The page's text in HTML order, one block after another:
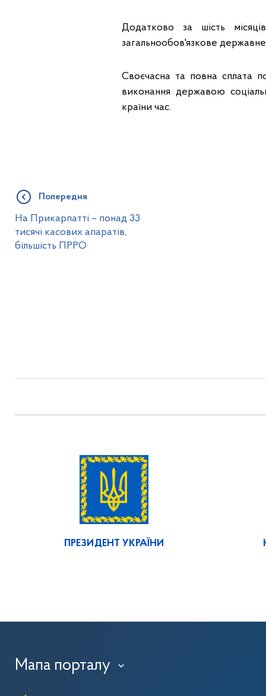
Додатково за шість
загальнообов'язкове
Своєчасна та повна сплата
виконання державою
країни час.
Попередня
На Прикарпатті – понад 33
тисячі касових апаратів,
більшість ПРРО
ПРЕЗИДЕНТ УКРАЇНИ
Мапа порталу ›